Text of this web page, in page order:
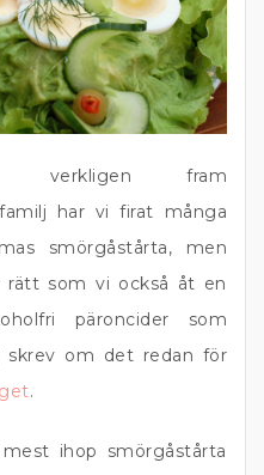
verkligen fram
har vi firat många
smörgåstårta, men
rätt som vi också åt en
päroncider som
skrev om det redan för
.
ihop smörgåstårta